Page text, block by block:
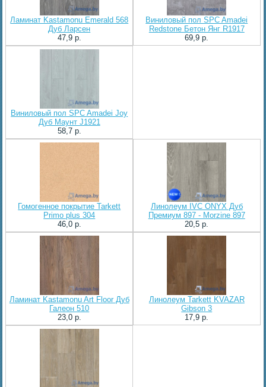
Ламинат Kastamonu Emerald 568
Дуб Ларсен
47,9 p.
Виниловый пол SPC Amadei
Redstone Бетон Янг R1917
69,9 p.
Виниловый пол SPC Amadei Joy
Дуб Маунт J1921
58,7 p.
Гомогенное покрытие Tarkett
Primo plus 304
46,0 p.
Линолеум IVC ONYX Дуб
Премиум 897 - Morzine 897
20,5 p.
Ламинат Kastamonu Art Floor Дуб
Галеон 510
23,0 p.
Линолеум Tarkett KVAZAR
Gibson 3
17,9 p.